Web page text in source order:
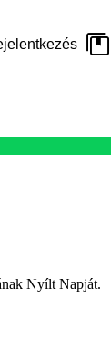
Nyílt Napját.